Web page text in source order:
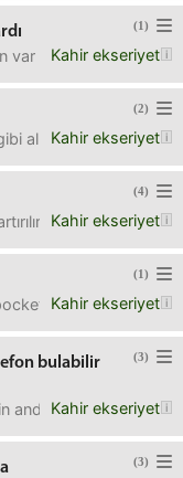
(1)
Kahir ekseriyet
var mı? (Maçlar bu
(2)
Kahir ekseriyet
alış emirleri satış
(4)
Kahir ekseriyet
mı, ne kadar
(1)
Kahir ekseriyet
tarzı bir kamera
(3)
bulabilir
Kahir ekseriyet
5 ten
(3)